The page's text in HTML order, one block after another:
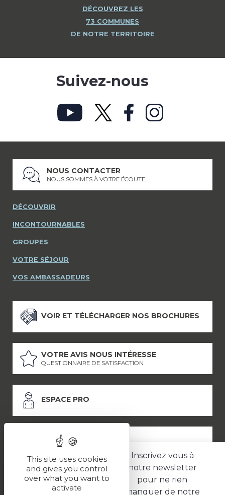
Inscrivez vous à
notre newsletter
pour ne rien
manquer de notre
DÉCOUVREZ LES
73 COMMUNES
DE NOTRE TERRITOIRE
Suivez-nous
NOUS CONTACTER
NOUS SOMMES À VOTRE ÉCOUTE
DÉCOUVRIR
INCONTOURNABLES
GROUPES
VOTRE SÉJOUR
VOS AMBASSADEURS
VOIR ET TÉLÉCHARGER NOS BROCHURES
VOTRE AVIS NOUS INTÉRESSE
QUESTIONNAIRE DE SATISFACTION
ESPACE PRO
ESPACE PRESSE
LES PARTENAIRES
This site uses cookies
and gives you control
over what you want to
activate